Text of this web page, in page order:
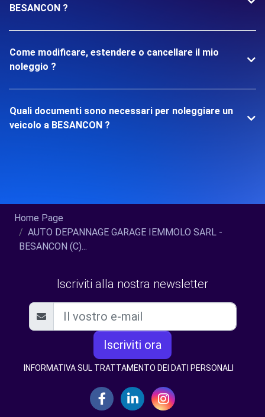
BESANCON ?
Come modificare, estendere o cancellare il mio
noleggio ?
Quali documenti sono necessari per noleggiare un
veicolo a BESANCON ?
Home Page
AUTO DEPANNAGE GARAGE IEMMOLO SARL -
BESANCON (C)...
Iscriviti alla nostra newsletter
Iscriviti ora
INFORMATIVA SUL TRATTAMENTO DEI DATI PERSONALI